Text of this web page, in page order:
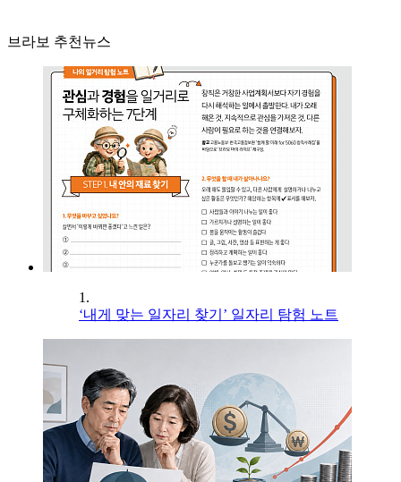
브라보 추천뉴스
1.
‘내게 맞는 일자리 찾기’ 일자리 탐험 노트